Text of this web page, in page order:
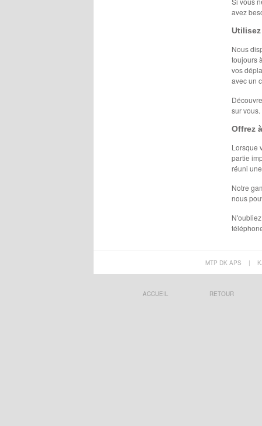
avez
Nous
toujours
vos
avec un
sur vous.
Offrez
Lorsque
partie
réuni
Notre
nous
MTP DK APS |
ACCUEIL RETOUR